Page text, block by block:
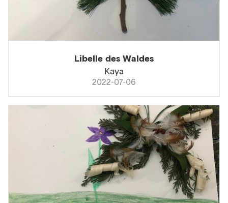
Libelle des Waldes
Kaya
2022-07-06